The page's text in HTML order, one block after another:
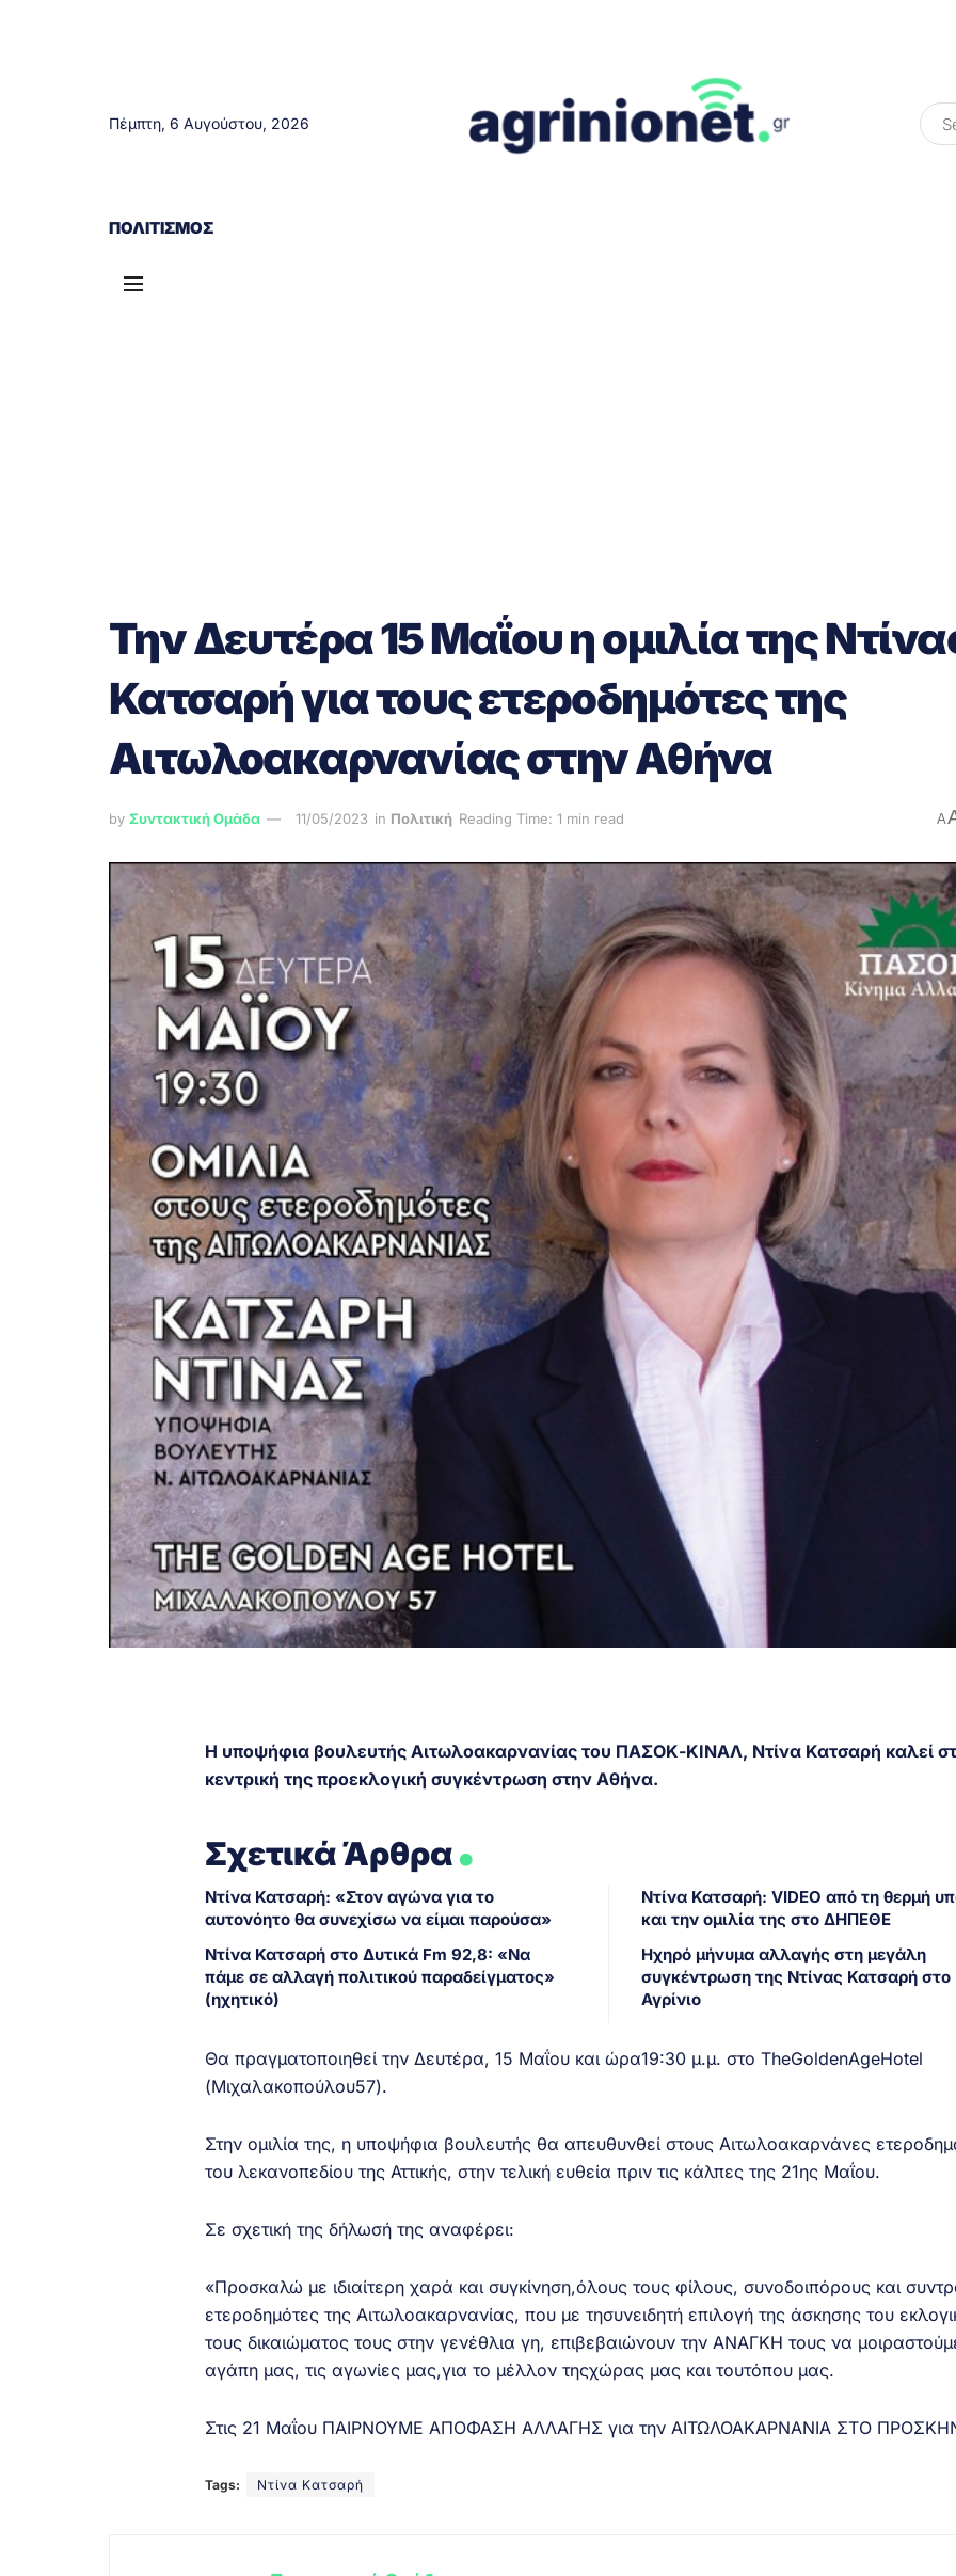
Πέμπτη, 6 Αυγούστου, 2026
ΠΟΛΙΤΙΣΜΌΣ
Την Δευτέρα 15 Μαΐου η ομιλία της
Κατσαρή για τους ετεροδημότες της
Αιτωλοακαρνανίας στην Αθήνα
by Συντακτική Ομάδα 11/05/2023 in Πολιτική Reading Time: 1 min read A
Η υποψήφια βουλευτής Αιτωλοακαρνανίας του ΠΑΣΟΚ-ΚΙΝΑΛ, Ντίνα Κατσαρή καλεί
κεντρική της προεκλογική συγκέντρωση στην Αθήνα.
Σχετικά Άρθρα.
Ντίνα Κατσαρή: «Στον αγώνα για το
αυτονόητο θα συνεχίσω να είμαι παρούσα»
Ντίνα Κατσαρή στο Δυτικά Fm 92,8: «Να
πάμε σε αλλαγή πολιτικού παραδείγματος»
(ηχητικό)
Ντίνα Κατσαρή: VIDEO από τη θερμή
και την ομιλία της στο ΔΗΠΕΘΕ
Ηχηρό μήνυμα αλλαγής στη μεγάλη
συγκέντρωση της Ντίνας Κατσαρή στο
Αγρίνιο
Θα πραγματοποιηθεί την Δευτέρα, 15 Μαΐου και ώρα19:30 μ.μ. στο TheGoldenAgeHotel
(Μιχαλακοπούλου57).
Στην ομιλία της, η υποψήφια βουλευτής θα απευθυνθεί στους Αιτωλοακαρνάνες
του λεκανοπεδίου της Αττικής, στην τελική ευθεία πριν τις κάλπες της 21ης Μαΐου.
Σε σχετική της δήλωσή της αναφέρει:
«Προσκαλώ με ιδιαίτερη χαρά και συγκίνηση,όλους τους φίλους, συνοδοιπόρους και
ετεροδημότες της Αιτωλοακαρνανίας, που με τησυνειδητή επιλογή της άσκησης του
τους δικαιώματος τους στην γενέθλια γη, επιβεβαιώνουν την ΑΝΑΓΚΗ τους να
αγάπη μας, τις αγωνίες μας,για το μέλλον τηςχώρας μας και τουτόπου μας.
Στις 21 Μαΐου ΠΑΙΡΝΟΥΜΕ ΑΠΟΦΑΣΗ ΑΛΛΑΓΗΣ για την ΑΙΤΩΛΟΑΚΑΡΝΑΝΙΑ ΣΤΟ
Tags: Ντίνα Κατσαρή